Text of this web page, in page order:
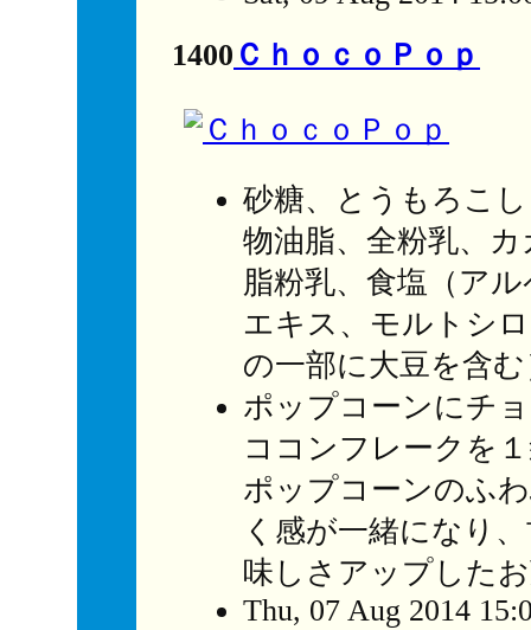
1400 ＣｈｏｃｏＰｏｐ
砂糖、とうもろこ
物油脂、全粉乳、
脂粉乳、食塩（ア
エキス、モルトシ
の一部に大豆を含
ポップコーンにチ
ココンフレークを
ポップコーンのふ
く感が一緒になり
味しさアップした
Thu, 07 Aug 2014